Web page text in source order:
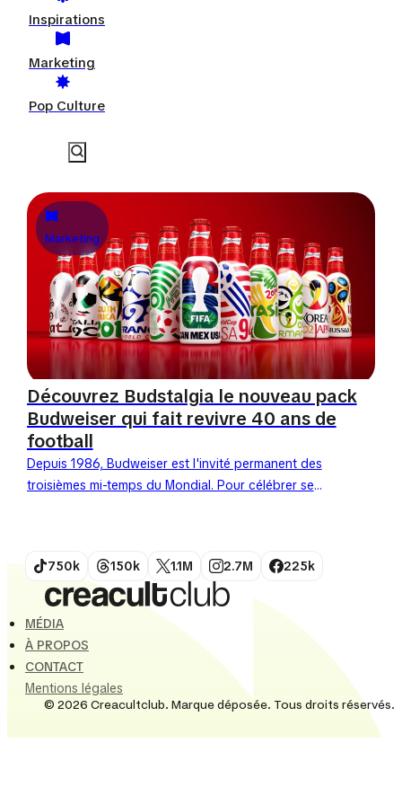
Inspirations
Marketing
Pop Culture
Marketing
Découvrez Budstalgia le nouveau pack
Budweiser qui fait revivre 40 ans de
football
Depuis 1986, Budweiser est l'invité permanent des
troisièmes mi-temps du Mondial. Pour célébrer ses
750k 150k 1.1M 2.7M 225k
MÉDIA
À PROPOS
CONTACT
Mentions légales
© 2026 Creacultclub. Marque déposée. Tous droits réservés.